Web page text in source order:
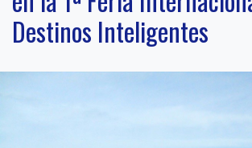
Destinos Inteligentes